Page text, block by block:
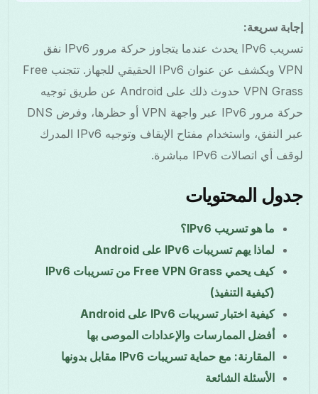
إجابة سريعة:
تسريب IPv6 يحدث عندما يتجاوز حركة مرور IPv6 نفق
VPN ويكشف عن عنوان IPv6 الحقيقي للجهاز. تتجنب Free
VPN Grass حدوث ذلك على Android عن طريق توجيه
حركة مرور IPv6 عبر واجهة VPN أو حظرها، وفرض DNS
عبر النفق، واستخدام مفتاح الإيقاف وتوجيه IPv6 المدرك
لوقف أي اتصالات IPv6 مباشرة.
جدول المحتويات
ما هو تسريب IPv6؟
لماذا يهم تسريبات IPv6 على Android
كيف يحمي Free VPN Grass من تسريبات IPv6
(كيفية التنفيذ)
كيفية اختبار تسريبات IPv6 على Android
أفضل الممارسات والإعدادات الموصى بها
المقارنة: مع حماية تسريبات IPv6 مقابل بدونها
الأسئلة الشائعة